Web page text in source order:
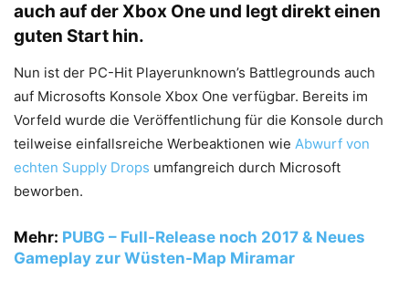
auch auf der Xbox One und legt direkt einen
guten Start hin.
Nun ist der PC-Hit Playerunknown’s Battlegrounds auch
auf Microsofts Konsole Xbox One verfügbar. Bereits im
Vorfeld wurde die Veröffentlichung für die Konsole durch
teilweise einfallsreiche Werbeaktionen wie Abwurf von
echten Supply Drops umfangreich durch Microsoft
beworben.
Mehr: PUBG – Full-Release noch 2017 & Neues
Gameplay zur Wüsten-Map Miramar